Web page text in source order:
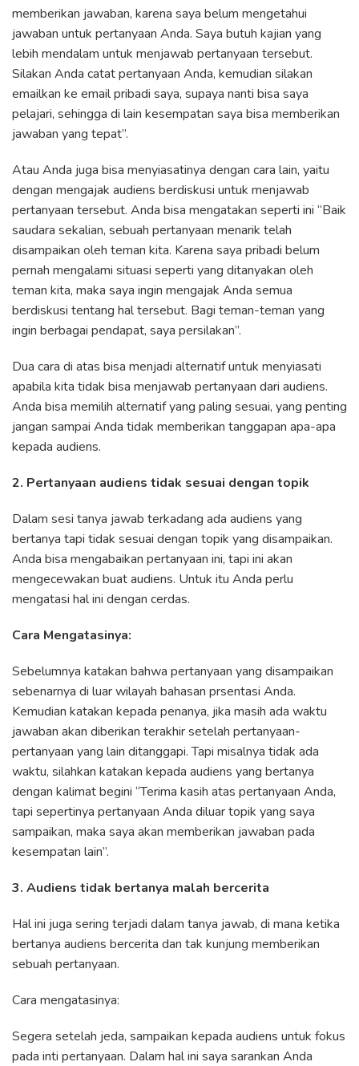
memberikan jawaban, karena saya belum mengetahui
jawaban untuk pertanyaan Anda. Saya butuh kajian yang
lebih mendalam untuk menjawab pertanyaan tersebut.
Silakan Anda catat pertanyaan Anda, kemudian silakan
emailkan ke email pribadi saya, supaya nanti bisa saya
pelajari, sehingga di lain kesempatan saya bisa memberikan
jawaban yang tepat”.
Atau Anda juga bisa menyiasatinya dengan cara lain, yaitu
dengan mengajak audiens berdiskusi untuk menjawab
pertanyaan tersebut. Anda bisa mengatakan seperti ini “Baik
saudara sekalian, sebuah pertanyaan menarik telah
disampaikan oleh teman kita. Karena saya pribadi belum
pernah mengalami situasi seperti yang ditanyakan oleh
teman kita, maka saya ingin mengajak Anda semua
berdiskusi tentang hal tersebut. Bagi teman-teman yang
ingin berbagai pendapat, saya persilakan”.
Dua cara di atas bisa menjadi alternatif untuk menyiasati
apabila kita tidak bisa menjawab pertanyaan dari audiens.
Anda bisa memilih alternatif yang paling sesuai, yang penting
jangan sampai Anda tidak memberikan tanggapan apa-apa
kepada audiens.
2. Pertanyaan audiens tidak sesuai dengan topik
Dalam sesi tanya jawab terkadang ada audiens yang
bertanya tapi tidak sesuai dengan topik yang disampaikan.
Anda bisa mengabaikan pertanyaan ini, tapi ini akan
mengecewakan buat audiens. Untuk itu Anda perlu
mengatasi hal ini dengan cerdas.
Cara Mengatasinya:
Sebelumnya katakan bahwa pertanyaan yang disampaikan
sebenarnya di luar wilayah bahasan prsentasi Anda.
Kemudian katakan kepada penanya, jika masih ada waktu
jawaban akan diberikan terakhir setelah pertanyaan-
pertanyaan yang lain ditanggapi. Tapi misalnya tidak ada
waktu, silahkan katakan kepada audiens yang bertanya
dengan kalimat begini “Terima kasih atas pertanyaan Anda,
tapi sepertinya pertanyaan Anda diluar topik yang saya
sampaikan, maka saya akan memberikan jawaban pada
kesempatan lain”.
3. Audiens tidak bertanya malah bercerita
Hal ini juga sering terjadi dalam tanya jawab, di mana ketika
bertanya audiens bercerita dan tak kunjung memberikan
sebuah pertanyaan.
Cara mengatasinya:
Segera setelah jeda, sampaikan kepada audiens untuk fokus
pada inti pertanyaan. Dalam hal ini saya sarankan Anda